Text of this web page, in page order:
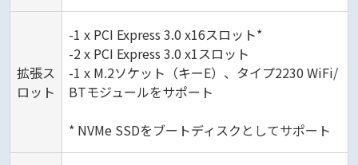
拡張ス
ロット
-1 x PCI Express 3.0 x16スロット*
-2 x PCI Express 3.0 x1スロット
-1 x M.2ソケット（キーE）、タイプ2230 WiFi/
BTモジュールをサポート
* NVMe SSDをブートディスクとしてサポート